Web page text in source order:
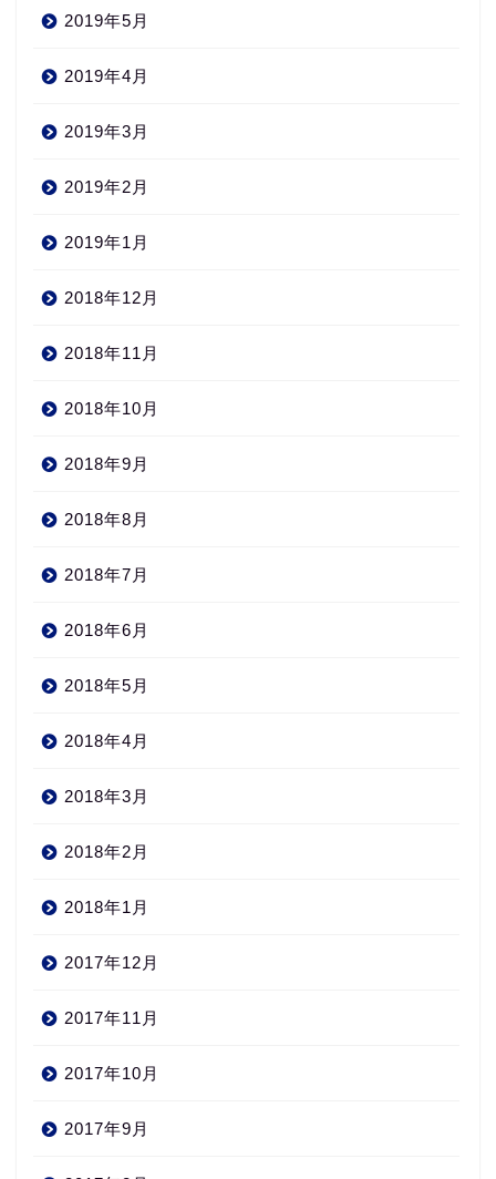
2019年5月
2019年4月
2019年3月
2019年2月
2019年1月
2018年12月
2018年11月
2018年10月
2018年9月
2018年8月
2018年7月
2018年6月
2018年5月
2018年4月
2018年3月
2018年2月
2018年1月
2017年12月
2017年11月
2017年10月
2017年9月